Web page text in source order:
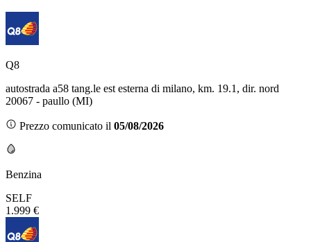
Q8
autostrada a58 tang.le est esterna di milano, km. 19.1, dir. nord
20067 - paullo (MI)
Prezzo comunicato il 05/08/2026
Benzina
SELF
1.999 €